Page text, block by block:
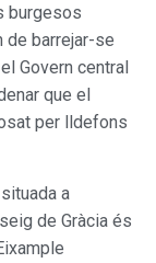
burgesos
barrejar-se
Govern central
que el
per lldefons
a
de Gràcia és